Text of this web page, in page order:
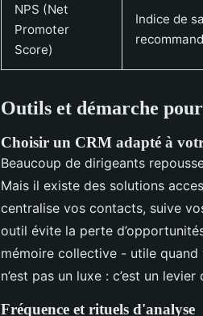
NPS (Net
Promoter
Score)
Indice de
Outils et démarche
Choisir un CRM adapté à
Beaucoup de dirigeants
Mais il existe des solutions
centralise vos contacts, suive
outil évite la perte
mémoire collective - utile quand
n’est pas un luxe : c’est un levier
Fréquence et rituels d'analyse